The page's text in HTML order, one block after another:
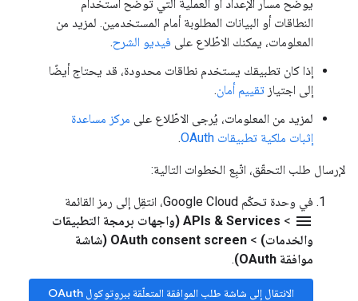
يوضّح مسار الإعداد أو العملية التي توضّح استخدام
النطاقات أو البيانات المطلوبة أمام المستخدمين. لمزيد من
المعلومات، يمكنك الاطّلاع على فيديو الشرح.
إذا كان تطبيقك يستخدم نطاقات محدودة، قد يحتاج أيضًا
إلى اجتياز تقييم أمان.
لمزيد من المعلومات، يُرجى الاطّلاع على مركز مساعدة
إثبات ملكية تطبيقات OAuth
.
لإرسال طلب التحقّق، اتّبِع الخطوات التالية:
في وحدة تحكّم Google Cloud، انتقِل إلى رمز القائمة
menu
>
APIs & Services (واجهات برمجة التطبيقات
والخدمات) >
OAuth consent screen (شاشة
موافقة OAuth)
.
الانتقال إلى شاشة طلب الموافقة المتعلّقة ببروتوكول OAuth